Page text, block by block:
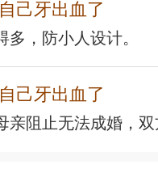
自己牙出血了
多，防小人设计。
自己牙出血了
亲阻止无法成婚，双